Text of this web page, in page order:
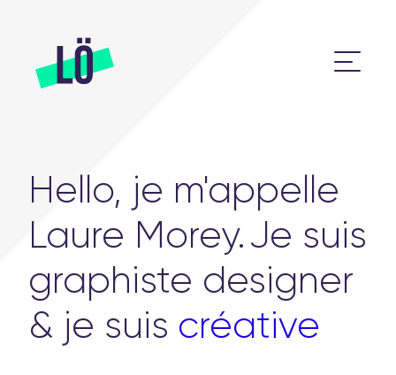
Hello, je m'appelle
Laure Morey. Je suis
graphiste designer
& je suis créative